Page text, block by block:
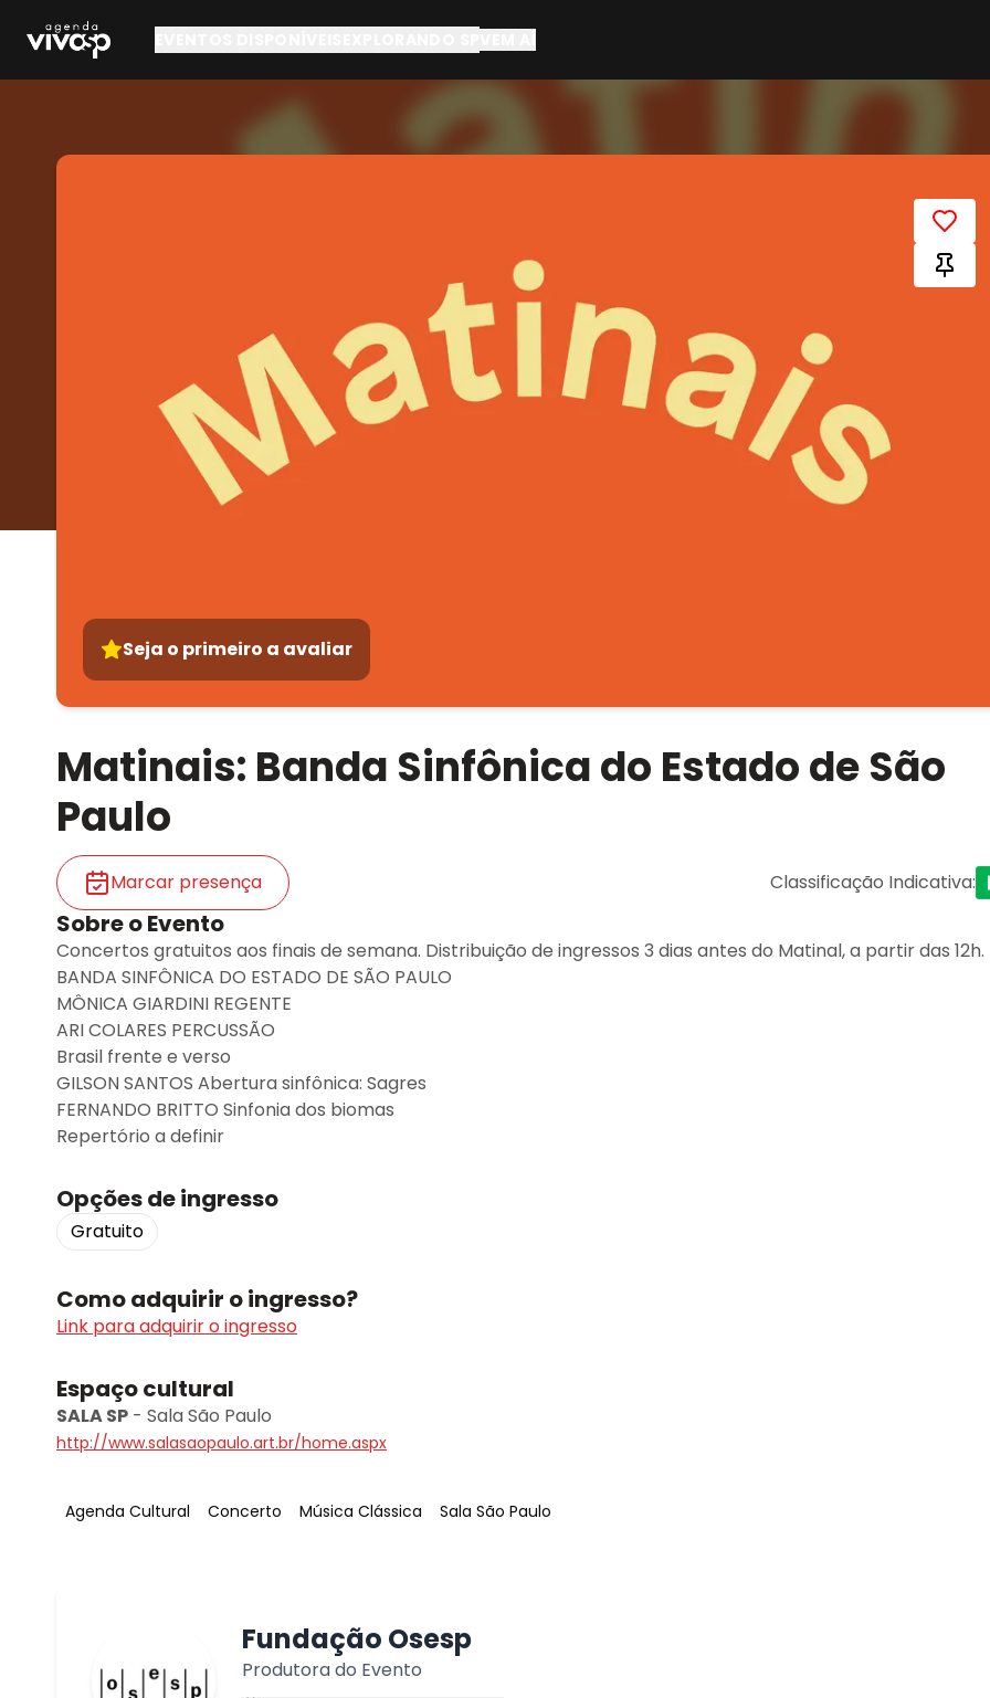
Seja o primeiro a avaliar
Matinais: Banda Sinfônica do Estado de São
Paulo
Marcar presença Classificação Indicativa:
Sobre o Evento
Concertos gratuitos aos finais de semana. Distribuição de ingressos 3 dias antes do Matinal, a partir das 12h.
BANDA SINFÔNICA DO ESTADO DE SÃO PAULO
MÔNICA GIARDINI REGENTE
ARI COLARES PERCUSSÃO
Brasil frente e verso
GILSON SANTOS Abertura sinfônica: Sagres
FERNANDO BRITTO Sinfonia dos biomas
Repertório a definir
Opções de ingresso
Gratuito
Como adquirir o ingresso?
Link para adquirir o ingresso
Espaço cultural
SALA SP - Sala São Paulo
http://www.salasaopaulo.art.br/home.aspx
Tag:
Agenda Cultural Tag:
Concerto Tag:
Música Clássica Tag:
Sala São Paulo
Fundação Osesp
Produtora do Evento